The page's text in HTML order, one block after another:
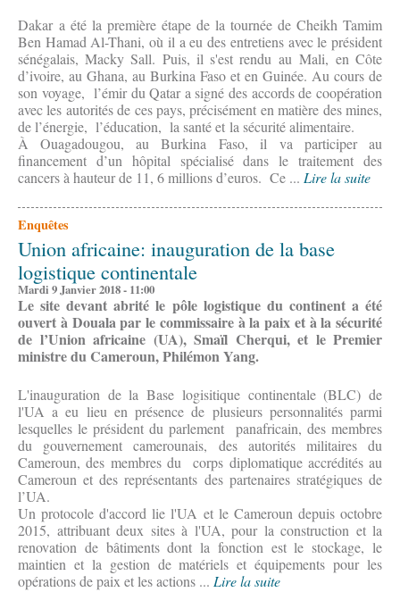
Dakar a été la première étape de la tournée de Cheikh Tamim
Ben Hamad Al-Thani, où il a eu des entretiens avec le président
sénégalais, Macky Sall. Puis, il s'est rendu au Mali, en Côte
d’ivoire, au Ghana, au Burkina Faso et en Guinée. Au cours de
son voyage, l’émir du Qatar a signé des accords de coopération
avec les autorités de ces pays, précisément en matière des mines,
de l’énergie, l’éducation, la santé et la sécurité alimentaire.
À Ouagadougou, au Burkina Faso, il va participer au
financement d’un hôpital spécialisé dans le traitement des
cancers à hauteur de 11, 6 millions d’euros. Ce ... Lire la suite
Enquêtes
Union africaine: inauguration de la base
logistique continentale
Mardi 9 Janvier 2018 - 11:00
Le site devant abrité le pôle logistique du continent a été
ouvert à Douala par le commissaire à la paix et à la sécurité
de l’Union africaine (UA), Smaïl Cherqui, et le Premier
ministre du Cameroun, Philémon Yang.
L'inauguration de la Base logisitique continentale (BLC) de
l'UA a eu lieu en présence de plusieurs personnalités parmi
lesquelles le président du parlement panafricain, des membres
du gouvernement camerounais, des autorités militaires du
Cameroun, des membres du corps diplomatique accrédités au
Cameroun et des représentants des partenaires stratégiques de
l’UA.
Un protocole d'accord lie l'UA et le Cameroun depuis octobre
2015, attribuant deux sites à l'UA, pour la construction et la
renovation de bâtiments dont la fonction est le stockage, le
maintien et la gestion de matériels et équipements pour les
opérations de paix et les actions ... Lire la suite